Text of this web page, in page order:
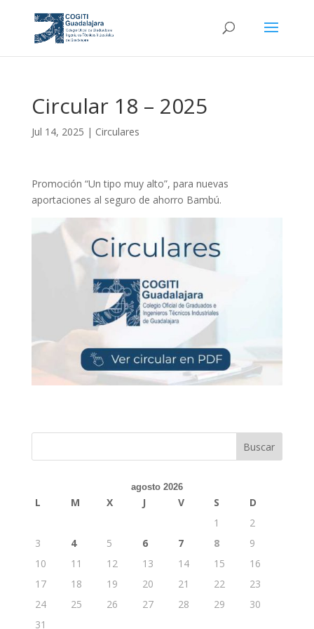
Circular 18 – 2025
Jul 14, 2025 | Circulares
Promoción “Un tipo muy alto”, para nuevas
aportaciones al seguro de ahorro Bambú.
Buscar
agosto 2026
L M X J V S
D
1
2
3
4 5 6 7 8
9
10
11 12 13 14 15
16
17
18 19 20 21 22
23
24
25 26 27 28 29
30
31